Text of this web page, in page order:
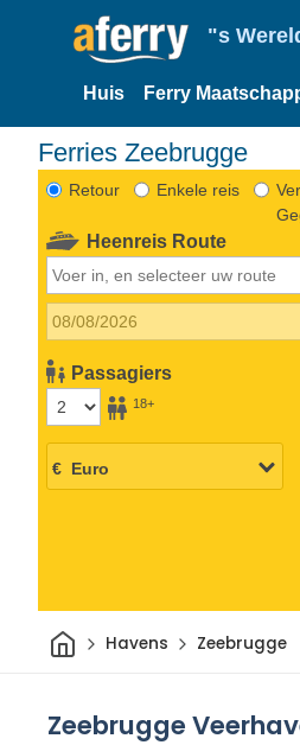
"s
Huis Ferry
Ferries Zeebrugge
Retour Enkele reis
Heenreis Route
Passagiers
18+
ThuisHavens Zeebrugge
Zeebrugge